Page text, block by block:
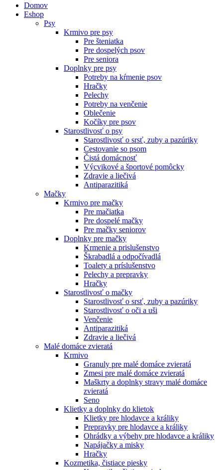
Domov
Eshop
Psy
Krmivo pre psy
Pre šteniatka
Pre dospelých psov
Pre seniora
Doplnky pre psy
Potreby na kŕmenie psov
Hračky
Pelechy
Potreby na venčenie
Oblečenie
Kočíky pre psov
Starostlivosť o psy
Starostlivosť o srsť, zuby a pazúriky
Cestovanie so psom
Čistá domácnosť
Výcvikové a športové pomôcky
Zdravie a liečivá
Antiparazitiká
Mačky
Krmivo pre mačky
Pre mačiatka
Pre dospelé mačky
Pre mačky seniorov
Doplnky pre mačky
Krmenie a prislušenstvo
Škrabadlá a odpočívadlá
Toalety а príslušenstvo
Pelechy a prepravky
Hračky
Starostlivosť o mačky
Starostlivosť o srsť, zuby a pazúriky
Starostlivosť o oči a uši
Venčenie
Antiparazitiká
Zdravie a liečivá
Malé domáce zvieratá
Krmivo
Granuly pre malé domáce zvieratá
Zmesi pre malé domáce zvieratá
Maškrty a doplnky stravy malé domáce
zvieratá
Seno
Klietky a doplnky do klietok
Klietky pre hlodavce a králiky
Prepravky pre hlodavce a králiky
Ohrádky a výbehy pre hlodavce a králiky
Napájačky a misky
Hračky
Kozmetika, čistiace piesky